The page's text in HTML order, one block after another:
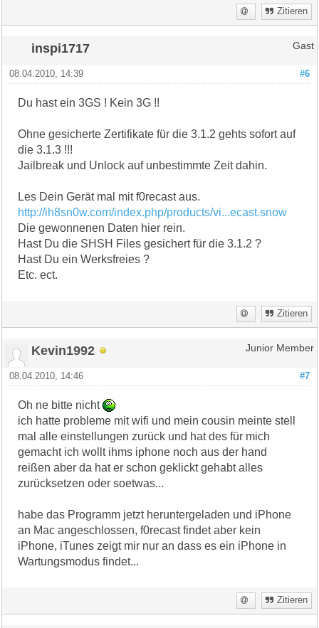
Zitieren
inspi1717 Gast
#6
08.04.2010, 14:39
Du hast ein 3GS ! Kein 3G !!
Ohne gesicherte Zertifikate für die 3.1.2 gehts sofort auf
die 3.1.3 !!!
Jailbreak und Unlock auf unbestimmte Zeit dahin.
Les Dein Gerät mal mit f0recast aus.
http://ih8sn0w.com/index.php/products/vi...ecast.snow
Die gewonnenen Daten hier rein.
Hast Du die SHSH Files gesichert für die 3.1.2 ?
Hast Du ein Werksfreies ?
Etc. ect.
Zitieren
Kevin1992 Junior Member
#7
08.04.2010, 14:46
Oh ne bitte nicht
ich hatte probleme mit wifi und mein cousin meinte stell
mal alle einstellungen zurück und hat des für mich
gemacht ich wollt ihms iphone noch aus der hand
reißen aber da hat er schon geklickt gehabt alles
zurücksetzen oder soetwas...
habe das Programm jetzt heruntergeladen und iPhone
an Mac angeschlossen, f0recast findet aber kein
iPhone, iTunes zeigt mir nur an dass es ein iPhone in
Wartungsmodus findet...
Zitieren